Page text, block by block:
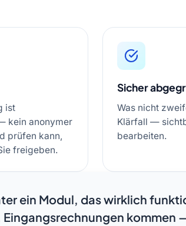
ist
kein anonymer
prüfen kann,
freigeben.
Sicher
Was nicht
Klärfall —
bearbeiten.
ein Modul, das wirklich
kommen